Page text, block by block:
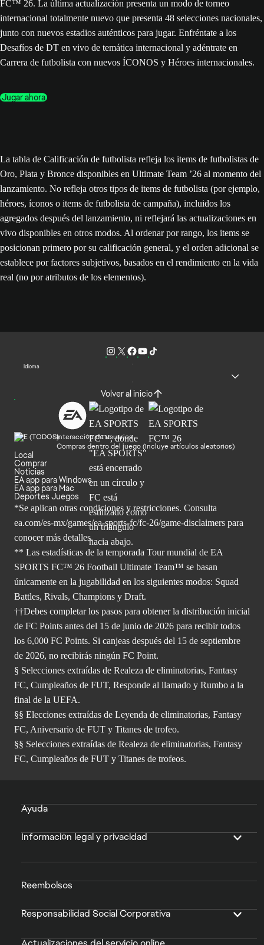
FC™ 26. La última actualización presenta un modo de torneo
internacional totalmente nuevo que presenta 48 selecciones nacionales,
junto con nuevos estadios auténticos para jugar. Enfréntate a los
Desafíos de DT en vivo de temática internacional y adéntrate en
Carrera de futbolista con nuevos ÍCONOS y Héroes internacionales.
Jugar ahora
La tabla de Calificación de futbolista refleja los items de futbolistas de
Oro, Plata y Bronce disponibles en Ultimate Team ’26 al momento del
lanzamiento. No refleja otros tipos de items de futbolista (por ejemplo,
héroes, íconos o items de futbolista de campaña), incluidos los
agregados después del lanzamiento, ni reflejará las actualizaciones en
vivo disponibles en otros modos. Al ordenar por rango, los items se
posicionan primero por su calificación general, y el orden adicional se
establece por factores subjetivos, basados en el rendimiento en la vida
real (no por atributos de los elementos).
Idioma
Volver al inicio
Interacción de usuarios
Compras dentro del juego (Incluye artículos aleatorios)
Local
Comprar
Noticias
EA app para Windows
EA app para Mac
Deportes Juegos
*Se aplican otras condiciones y restricciones. Consulta
ea.com/es-mx/games/ea-sports-fc/fc-26/game-disclaimers para
conocer más detalles.
** Las estadísticas de la temporada Tour mundial de EA
SPORTS FC™ 26 Football Ultimate Team™ se basan
únicamente en la jugabilidad en los siguientes modos: Squad
Battles, Rivals, Champions y Draft.
††Debes completar los pasos para obtener la distribución inicial
de FC Points antes del 15 de junio de 2026 para recibir todos
los 6,000 FC Points. Si canjeas después del 15 de septiembre
de 2026, no recibirás ningún FC Point.
§ Selecciones extraídas de Realeza de eliminatorias, Fantasy
FC, Cumpleaños de FUT, Responde al llamado y Rumbo a la
final de la UEFA.
§§ Elecciones extraídas de Leyenda de eliminatorias, Fantasy
FC, Aniversario de FUT y Titanes de trofeo.
§§ Selecciones extraídas de Realeza de eliminatorias, Fantasy
FC, Cumpleaños de FUT y Titanes de trofeos.
Ayuda
Información legal y privacidad
Reembolsos
Responsabilidad Social Corporativa